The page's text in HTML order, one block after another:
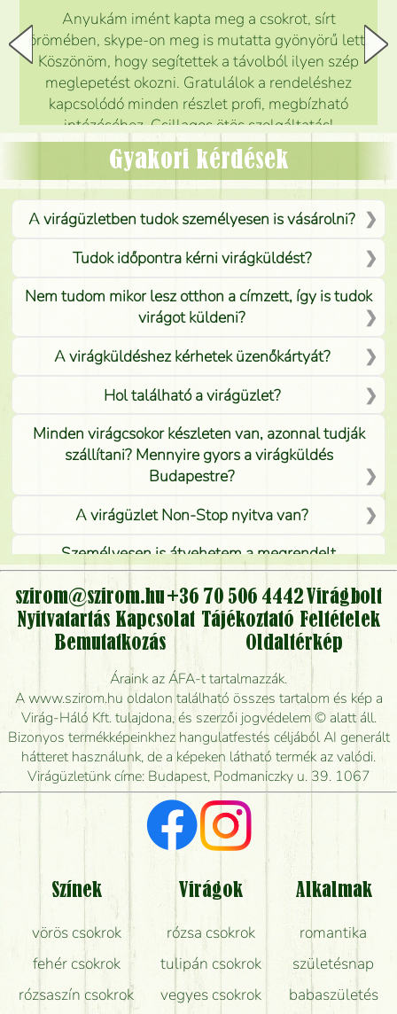
Anyukám imént kapta meg a csokrot, sírt
örömében, skype-on meg is mutatta gyönyörű lett.
Köszönöm, hogy segítettek a távolból ilyen szép
meglepetést okozni. Gratulálok a rendeléshez
kapcsolódó minden részlet profi, megbízható
intézéséhez. Csillagos ötös szolgáltatás!
Mónika
Gyakori kérdések
A virágüzletben tudok személyesen is vásárolni?
Tudok időpontra kérni virágküldést?
Nem tudom mikor lesz otthon a címzett, így is tudok
virágot küldeni?
A virágküldéshez kérhetek üzenőkártyát?
Hol található a virágüzlet?
Minden virágcsokor készleten van, azonnal tudják
szállítani? Mennyire gyors a virágküldés
Budapestre?
A virágüzlet Non-Stop nyitva van?
Személyesen is átvehetem a megrendelt
virágcsokrot, vagy csak virágküldéssel, kiszállítással
kérhető?
Vidékre is lehet rendelni?
Meddig rendelhetek virágküldést úgy, hogy még ma
kiszállítsák?
Mennyire gyorsan tudják elkészíteni a csokrot, és
mikor tudják leghamarabb kiszállítani?
Vörös rózsát keresek, van önöknél?
Milyen visszajelzést kapok a virágküldésről?
Tényleg azt kapom, ami a képen van?
Mit kell tudni a virágcsokrok szállításáról?
Hogy marad a lehető legtovább friss a csokor?
Tudok adventi koszorút vásárolni boltban?
szirom@szirom.hu +36 70 506 4442Virágbolt
Nyitvatartás Kapcsolat Tájékoztató Feltételek
Bemutatkozás
Oldaltérkép
Áraink az ÁFA-t tartalmazzák.
A www.szirom.hu oldalon található összes tartalom és kép a
Virág-Háló Kft. tulajdona, és szerzői jogvédelem © alatt áll.
Bizonyos termékképeinkhez hangulatfestés céljából AI generált
hátteret használunk, de a képeken látható termék az valódi.
Virágüzletünk címe: Budapest, Podmaniczky u. 39. 1067
Színek
vörös csokrok
fehér csokrok
rózsaszín csokrok
Virágok
rózsa csokrok
tulipán csokrok
vegyes csokrok
Alkalmak
romantika
születésnap
babaszületés